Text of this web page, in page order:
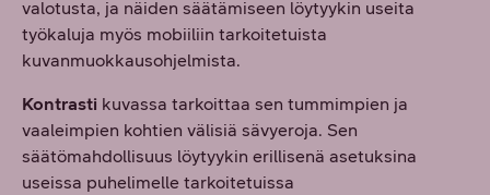
valotusta, ja näiden säätämiseen löytyykin useita
työkaluja myös mobiiliin tarkoitetuista
kuvanmuokkausohjelmista.
Kontrasti kuvassa tarkoittaa sen tummimpien ja
vaaleimpien kohtien välisiä sävyeroja. Sen
säätömahdollisuus löytyykin erillisenä asetuksina
useissa puhelimelle tarkoitetuissa